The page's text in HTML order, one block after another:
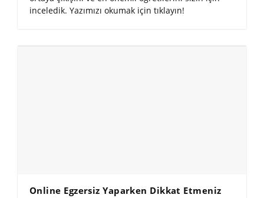
inceledik. Yazımızı okumak için tıklayın!
Online Egzersiz Yaparken Dikkat Etmeniz